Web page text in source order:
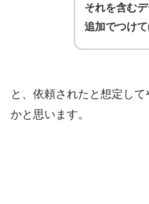
それを含む
追加でつけ
と、依頼されたと想定し
かと思います。